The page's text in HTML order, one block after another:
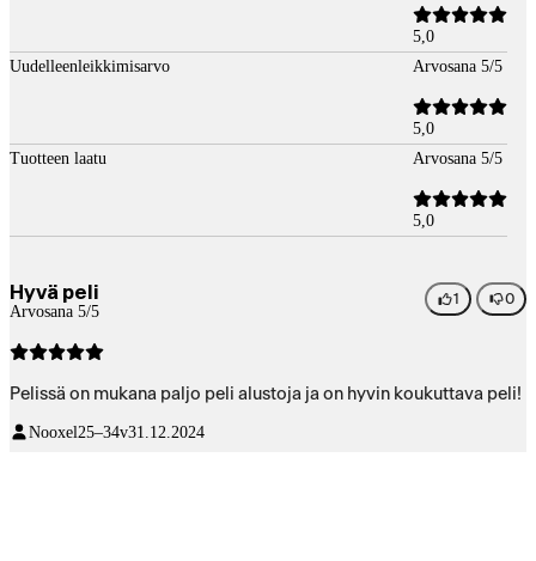
5,0
Uudelleenleikkimisarvo
Arvosana 5/5
5,0
Tuotteen laatu
Arvosana 5/5
5,0
Hyvä peli
Arvosana 5/5
1 0
Pelissä on mukana paljo peli alustoja ja on hyvin koukuttava peli!
Nooxel25–34v31.12.2024